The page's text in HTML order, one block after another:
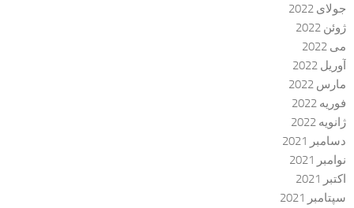
جولای 2022
ژوئن 2022
می 2022
آوریل 2022
مارس 2022
فوریه 2022
ژانویه 2022
دسامبر 2021
نوامبر 2021
اکتبر 2021
سپتامبر 2021